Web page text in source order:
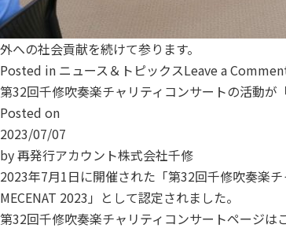
外への社会貢献を続けて参ります。
Posted in ニュース＆トピックスLeave a
第32回千修吹奏楽チャリティコンサートの活動が
Posted on
2023/07/07
by再発行アカウント株式会社千修
2023年7月1日に開催された「第32回千修吹奏楽
MECENAT 2023」として認定されました。
第32回千修吹奏楽チャリティコンサートページは